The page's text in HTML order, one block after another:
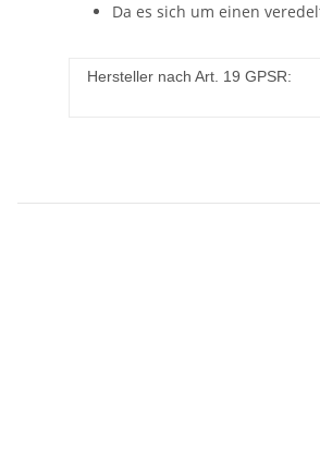
Da es sich um einen
Hersteller nach Art. 19 GPSR: